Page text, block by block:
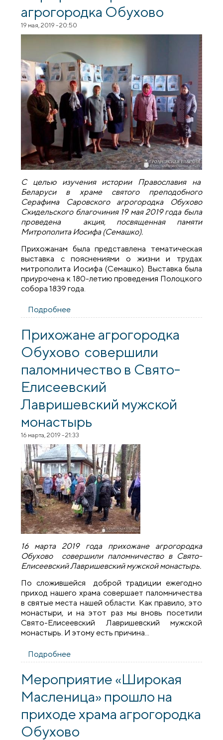
агрогородка Обухово
19 мая, 2019 - 20:50
С целью изучения истории Православия на
Беларуси в храме святого преподобного
Серафима Саровского агрогородка Обухово
Скидельского благочиния 19 мая 2019 года была
проведена акция, посвященная памяти
Митрополита Иосифа (Семашко).
Прихожанам была представлена тематическая
выставка с пояснениями о жизни и трудах
митрополита Иосифа (Семашко). Выставка была
приурочена к 180-летию проведения Полоцкого
собора 1839 года.
Подробнее
Саровского агрогородка Обухово
Прихожане агрогородка
Обухово совершили
паломничество в Свято-
Елисеевский
Лавришевский мужской
монастырь
16 марта, 2019 - 21:33
16 марта 2019 года прихожане агрогородка
Обухово совершили паломничество в Свято-
Елисеевский Лавришевский мужской монастырь.
По сложившейся доброй традиции ежегодно
приход нашего храма совершает паломничества
в святые места нашей области. Как правило, это
монастыри, и на этот раз мы вновь посетили
Свято-Елисеевский Лавришевский мужской
монастырь. И этому есть причина...
Подробнее
совершили паломничество в Свято-
Елисеевский Лавришевский мужской
монастырь
Мероприятие «Широкая
Масленица» прошло на
приходе храма агрогородка
Обухово